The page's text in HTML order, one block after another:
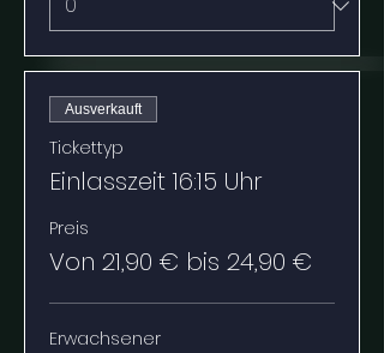
Ausverkauft
Tickettyp
Einlasszeit 16:15 Uhr
Preis
Von 21,90 € bis 24,90 €
Erwachsener